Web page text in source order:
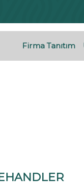
Firma Tanıtım